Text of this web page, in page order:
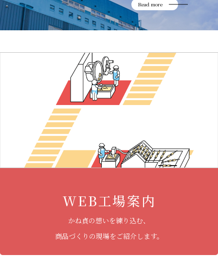
Read more
WEB工場案内
かね貞の想いを練り込む、
商品づくりの現場をご紹介します。